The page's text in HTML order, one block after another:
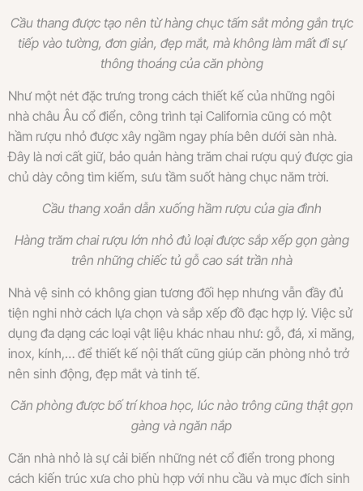
Cầu thang được tạo nên từ hàng chục tấm sắt mỏng gắn trực
tiếp vào tường, đơn giản, đẹp mắt, mà không làm mất đi sự
thông thoáng của căn phòng
Như một nét đặc trưng trong cách thiết kế của những ngôi
nhà châu Âu cổ điển, công trình tại California cũng có một
hầm rượu nhỏ được xây ngầm ngay phía bên dưới sàn nhà.
Đây là nơi cất giữ, bảo quản hàng trăm chai rượu quý được gia
chủ dày công tìm kiếm, sưu tầm suốt hàng chục năm trời.
Cầu thang xoắn dẫn xuống hầm rượu của gia đình
Hàng trăm chai rượu lớn nhỏ đủ loại được sắp xếp gọn gàng
trên những chiếc tủ gỗ cao sát trần nhà
Nhà vệ sinh có không gian tương đối hẹp nhưng vẫn đầy đủ
tiện nghi nhờ cách lựa chọn và sắp xếp đồ đạc hợp lý. Việc sử
dụng đa dạng các loại vật liệu khác nhau như: gỗ, đá, xi măng,
inox, kính,… để thiết kế nội thất cũng giúp căn phòng nhỏ trở
nên sinh động, đẹp mắt và tinh tế.
Căn phòng được bố trí khoa học, lúc nào trông cũng thật gọn
gàng và ngăn nắp
Căn nhà nhỏ là sự cải biến những nét cổ điển trong phong
cách kiến trúc xưa cho phù hợp với nhu cầu và mục đích sinh